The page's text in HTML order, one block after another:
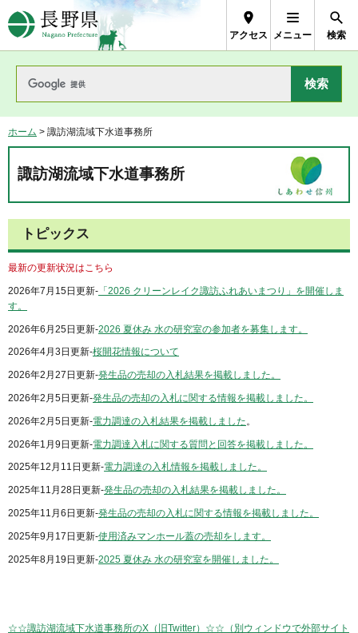
長野県Nagano Prefecture
アクセス メニュー 検索
ホーム > 諏訪湖流域下水道事務所
諏訪湖流域下水道事務所
トピックス
最新の更新状況はこちら
2026年7月15日更新- 「2026 クリーンレイク諏訪ふれあいまつり」を開催しま
す。
2026年6月25日更新-2026 夏休み 水の研究室の参加者を募集します。
2026年4月3日更新-桜開花情報について
2026年2月27日更新-発生品の売却の入札結果を掲載しました。
2026年2月5日更新-発生品の売却の入札に関する情報を掲載しました。
2026年2月5日更新-電力調達の入札結果を掲載しました 。
2026年1月9日更新-電力調達入札に関する質問と回答を掲載しました。
2025年12月11日更新-電力調達の入札情報を掲載しました。
2025年11月28日更新-発生品の売却の入札結果を掲載しました。
2025年11月6日更新-発生品の売却の入札に関する情報を掲載しました。
2025年9月17日更新-使用済みマンホール蓋の売却をします。
2025年8月19日更新-2025 夏休み 水の研究室を開催しました。
☆☆諏訪湖流域下水道事務所のX（旧Twitter）☆☆（別ウィンドウで外部サイト